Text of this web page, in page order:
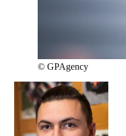
© GPAgency